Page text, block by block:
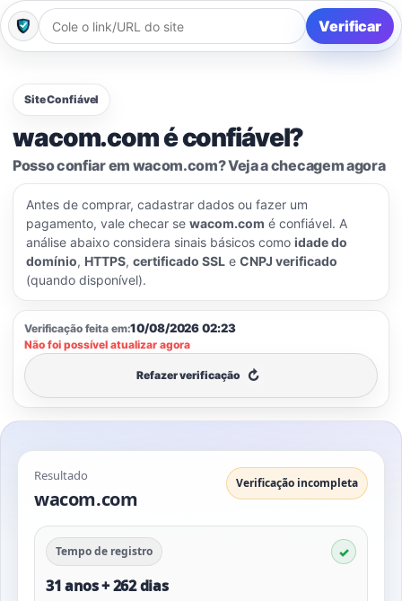
Verificar
Site Confiável
wacom.com é confiável?
Posso confiar em wacom.com? Veja a checagem agora
Antes de comprar, cadastrar dados ou fazer um
pagamento, vale checar se wacom.com é confiável. A
análise abaixo considera sinais básicos como idade do
domínio, HTTPS, certificado SSL e CNPJ verificado
(quando disponível).
Verificação feita em:10/08/2026 02:23
Não foi possível atualizar agora
Refazer verificação ↻
Resultado
wacom.com
Verificação incompleta
Tempo de registro
31 anos + 262 dias